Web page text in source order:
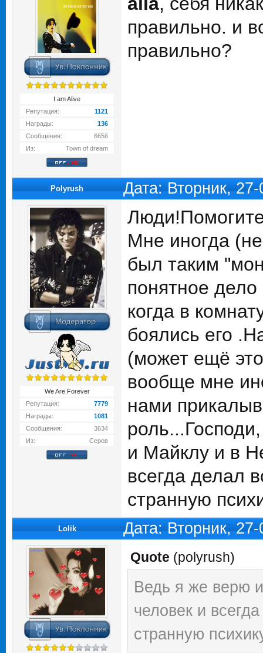
I am Alive
Репутация:
1121
Награды:
136
Сообщения:
6656
Из:
Town of dream
правильно. и
правильно?
Polyrush Дата: Вторник,
We Are Forever
Репутация:
7779
Награды:
1081
Сообщения:
3634
Из:
Серов
Мне иногда
был таким
понятное дело
когда в
боялись его
(может ещё
вообще мне
нами
и Майклу и в
всегда делал
странную
Lolik Дата: Вторник,
Quote (polyrush)
Ведь я же верю
человек и
странную